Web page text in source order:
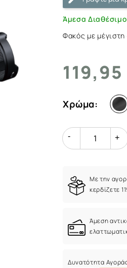
Άμεσα
Φακός με μέγιστη
Χρώμα:
Quantity
Με την
κερδίζετε
Άμεση
Δυνατότητα